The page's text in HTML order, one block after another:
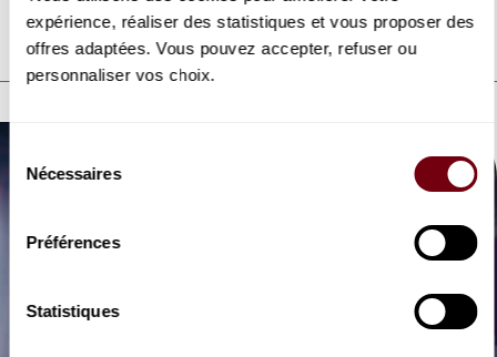
expérience, réaliser des statistiques et vous proposer des
offres adaptées. Vous pouvez accepter, refuser ou
personnaliser vos choix.
Nécessaires
Préférences
Statistiques
DÉTAILS
EXTRAIT